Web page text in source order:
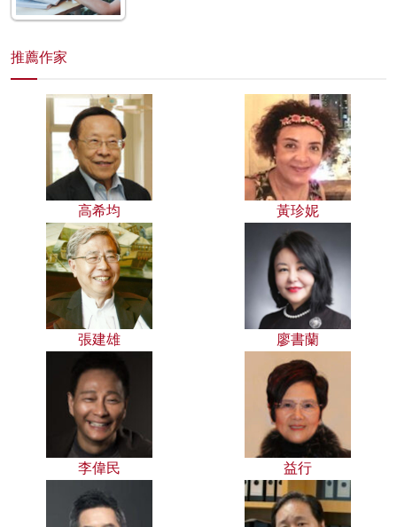
推薦作家
高希均 黃珍妮
張建雄 廖書蘭
李偉民 益行